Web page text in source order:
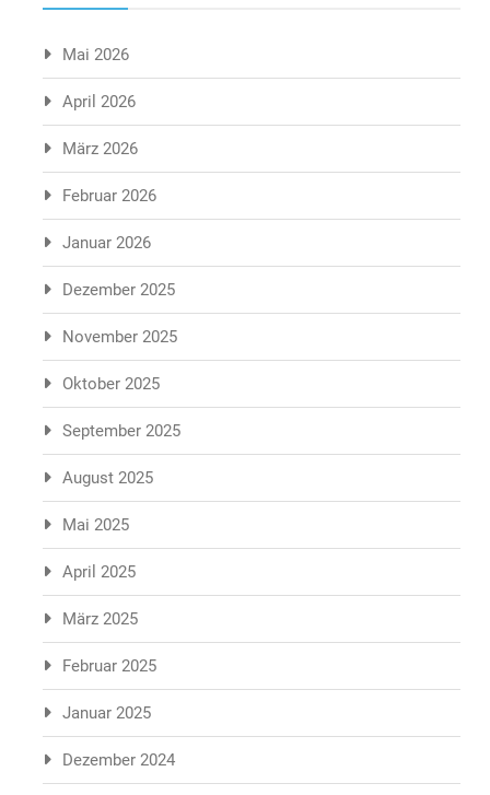
Mai 2026
April 2026
März 2026
Februar 2026
Januar 2026
Dezember 2025
November 2025
Oktober 2025
September 2025
August 2025
Mai 2025
April 2025
März 2025
Februar 2025
Januar 2025
Dezember 2024